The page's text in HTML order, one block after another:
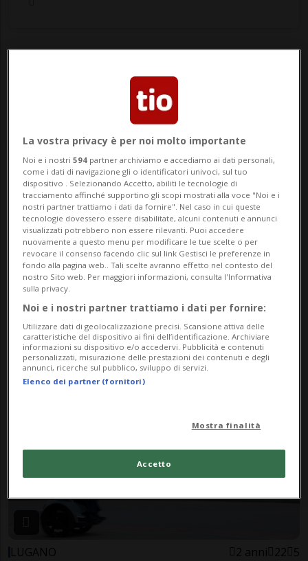
Segui le notizie e gli approfondimenti su
Due Ruote.
CANTONE 6 mesi
«Non mandate i vostri figli a
schiantarsi»
LUGANO 2 anni 22 5
La vostra privacy è per noi molto importante
Noi e i nostri594 partner archiviamo e accediamo ai dati personali,
come i dati di navigazione gli o identificatori univoci, sul tuo
dispositivo . Selezionando Accetto, abiliti le tecnologie di
tracciamento affinché supportino gli scopi mostrati alla voce "Noi e i
nostri partner trattiamo i dati da fornire". Nel caso in cui queste
tecnologie dovessero essere disabilitate, alcuni contenuti e annunci
visualizzati potrebbero non essere rilevanti. Puoi accedere
nuovamente a questo menu per modificare le tue scelte o per
revocare il consenso facendo clic sul link Gestisci le preferenze in
fondo alla pagina web.. Tali scelte avranno effetto nel contesto del
nostro Sito web. Per maggiori informazioni, consulta l'Informativa
sulla privacy.
Noi e i nostri partner trattiamo i dati per fornire:
Utilizzare dati di geolocalizzazione precisi. Scansione attiva delle
caratteristiche del dispositivo ai fini dell’identificazione. Archiviare
informazioni su dispositivo e/o accedervi. Pubblicità e contenuti
personalizzati, misurazione delle prestazioni dei contenuti e degli
annunci, ricerche sul pubblico, sviluppo di servizi.
Elenco dei partner (fornitori)
Mostra finalità
Accetto